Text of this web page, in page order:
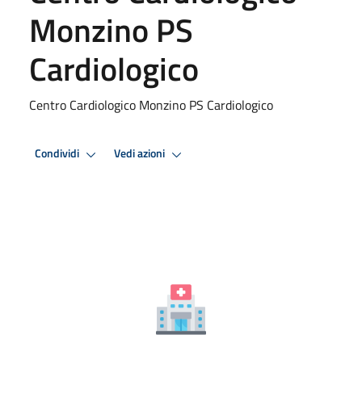
Monzino PS
Cardiologico
Centro Cardiologico Monzino PS Cardiologico
Condividi Vedi azioni